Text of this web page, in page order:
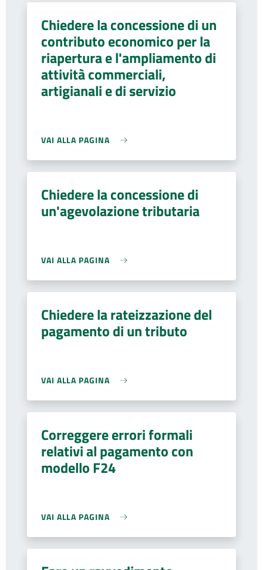
Chiedere la concessione di un
contributo economico per la
riapertura e l'ampliamento di
attività commerciali,
artigianali e di servizio
VAI ALLA PAGINA
Chiedere la concessione di
un'agevolazione tributaria
VAI ALLA PAGINA
Chiedere la rateizzazione del
pagamento di un tributo
VAI ALLA PAGINA
Correggere errori formali
relativi al pagamento con
modello F24
VAI ALLA PAGINA